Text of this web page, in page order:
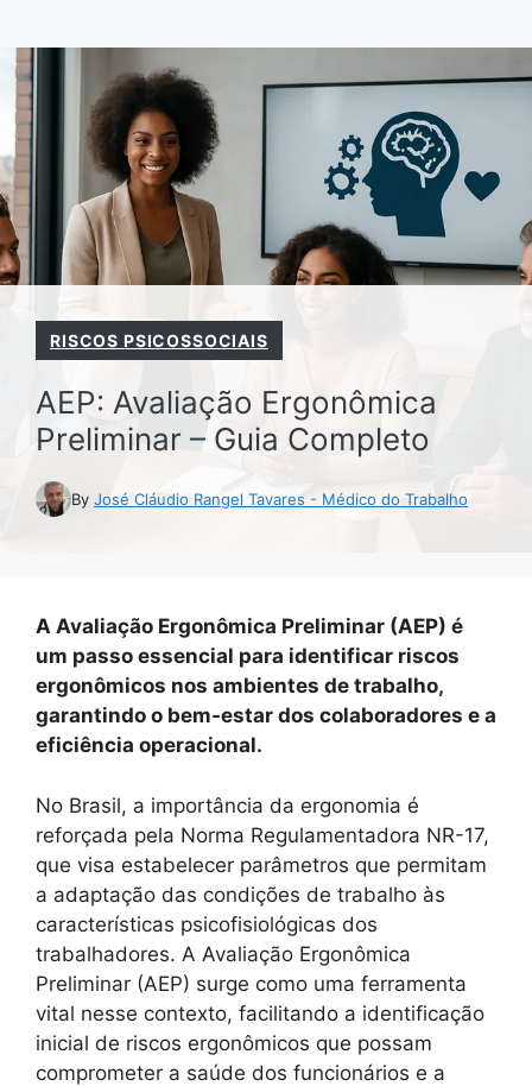
para
conteúdo
RISCOS PSICOSSOCIAIS
AEP: Avaliação Ergonômica
Preliminar – Guia Completo
By José Cláudio Rangel Tavares - Médico do Trabalho
A Avaliação Ergonômica Preliminar (AEP) é
um passo essencial para identificar riscos
ergonômicos nos ambientes de trabalho,
garantindo o bem-estar dos colaboradores e a
eficiência operacional.
No Brasil, a importância da ergonomia é
reforçada pela Norma Regulamentadora NR-17,
que visa estabelecer parâmetros que permitam
a adaptação das condições de trabalho às
características psicofisiológicas dos
trabalhadores. A Avaliação Ergonômica
Preliminar (AEP) surge como uma ferramenta
vital nesse contexto, facilitando a identificação
inicial de riscos ergonômicos que possam
comprometer a saúde dos funcionários e a